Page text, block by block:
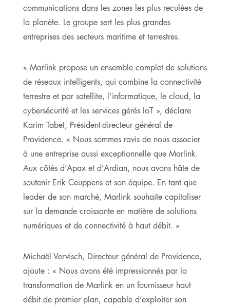
communications dans les zones les plus reculées de
la planète. Le groupe sert les plus grandes
entreprises des secteurs maritime et terrestres.
« Marlink propose un ensemble complet de solutions
de réseaux intelligents, qui combine la connectivité
terrestre et par satellite, l’informatique, le cloud, la
cybersécurité et les services gérés IoT », déclare
Karim Tabet, Président-directeur général de
Providence. « Nous sommes ravis de nous associer
à une entreprise aussi exceptionnelle que Marlink.
Aux côtés d’Apax et d’Ardian, nous avons hâte de
soutenir Erik Ceuppens et son équipe. En tant que
leader de son marché, Marlink souhaite capitaliser
sur la demande croissante en matière de solutions
numériques et de connectivité à haut débit. »
Michaël Vervisch, Directeur général de Providence,
ajoute : « Nous avons été impressionnés par la
transformation de Marlink en un fournisseur haut
débit de premier plan, capable d’exploiter son